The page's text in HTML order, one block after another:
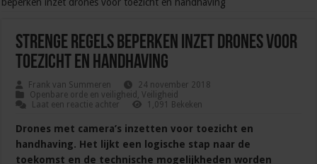
Strenge regels beperken inzet drones voor
toezicht en handhaving
Frank van Summeren
24 november 2018
Openbare orde en veiligheid ,Veiligheid
Laat een reactie achter
1,091 Bekeken
Drones met camera’s inzetten voor toezicht en
handhaving. Het lijkt een logische stap naar de
toekomst en de technische mogelijkheden worden